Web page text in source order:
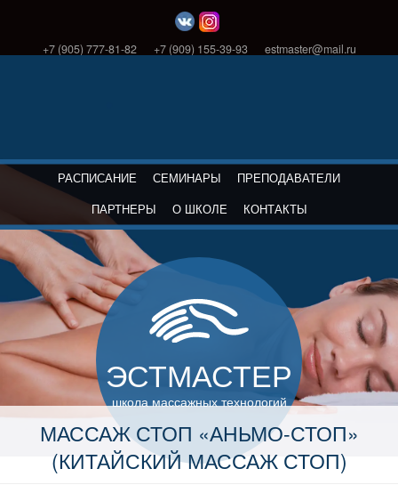
+7 (905) 777-81-82 +7 (909) 155-39-93 estmaster@mail.ru
РАСПИСАНИЕ СЕМИНАРЫ ПРЕПОДАВАТЕЛИ
ЭСТМАСТЕР
школа массажных технологий
ПАРТНЕРЫ О ШКОЛЕ КОНТАКТЫ
МАССАЖ СТОП «АНЬМО-СТОП»
(КИТАЙСКИЙ МАССАЖ СТОП)